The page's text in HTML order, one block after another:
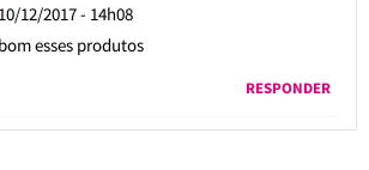
10/12/2017 - 14h08
esses produtos
RESPONDER